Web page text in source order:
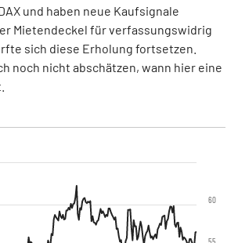
und haben neue Kaufsignale
Mietendeckel für verfassungswidrig
sich diese Erholung fortsetzen.
noch nicht abschätzen, wann hier eine
60